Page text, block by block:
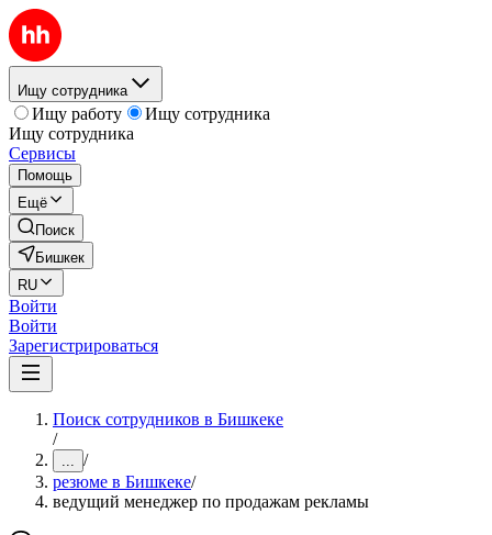
Ищу сотрудника
Ищу работу
Ищу сотрудника
Ищу сотрудника
Сервисы
Помощь
Ещё
Поиск
Бишкек
RU
Войти
Войти
Зарегистрироваться
Поиск сотрудников в Бишкеке
/
... /
резюме в Бишкеке/
ведущий менеджер по продажам рекламы